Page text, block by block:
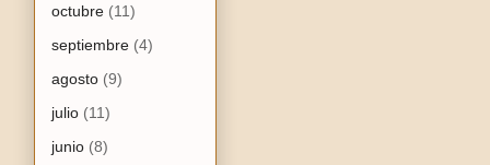
octubre (11)
septiembre (4)
agosto (9)
julio (11)
junio (8)